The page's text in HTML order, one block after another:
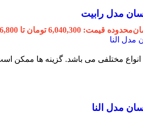
مدل رابیت
محدوده قیمت: 6,040,300 تومان تا 13,736,800 تومان
انواع مختلفی می باشد. گزینه ها ممکن
مدل النا